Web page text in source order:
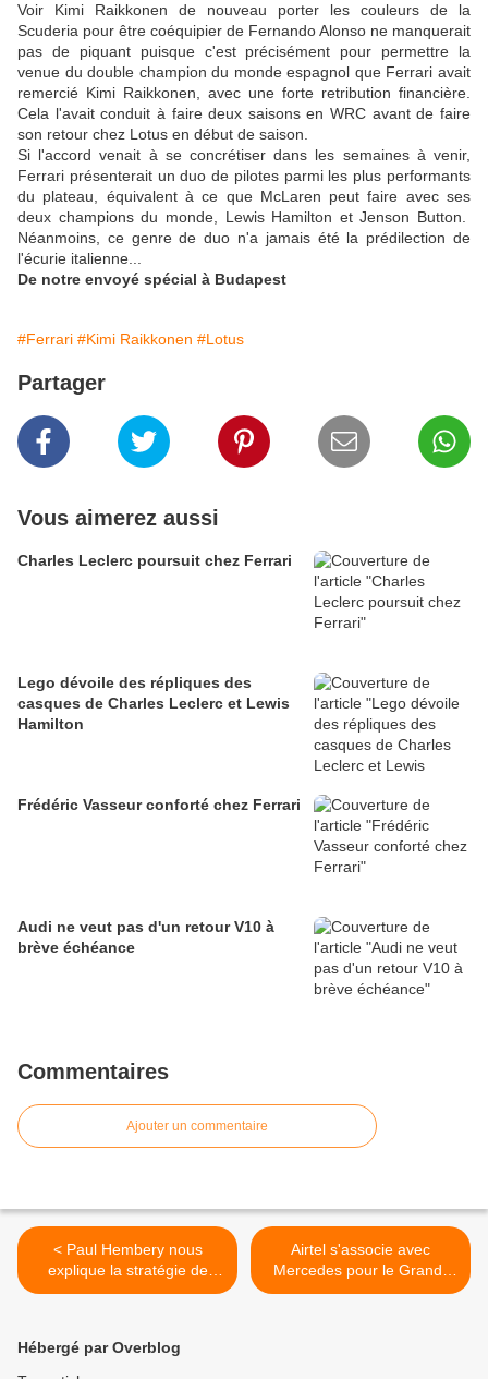
Voir Kimi Raikkonen de nouveau porter les couleurs de la
Scuderia pour être coéquipier de Fernando Alonso ne manquerait
pas de piquant puisque c'est précisément pour permettre la
venue du double champion du monde espagnol que Ferrari avait
remercié Kimi Raikkonen, avec une forte retribution financière.
Cela l'avait conduit à faire deux saisons en WRC avant de faire
son retour chez Lotus en début de saison.
Si l'accord venait à se concrétiser dans les semaines à venir,
Ferrari présenterait un duo de pilotes parmi les plus performants
du plateau, équivalent à ce que McLaren peut faire avec ses
deux champions du monde, Lewis Hamilton et Jenson Button.
Néanmoins, ce genre de duo n'a jamais été la prédilection de
l'écurie italienne...
De notre envoyé spécial à Budapest
#Ferrari #Kimi Raikkonen #Lotus
Partager
Vous aimerez aussi
Charles Leclerc poursuit chez Ferrari
Lego dévoile des répliques des
casques de Charles Leclerc et Lewis
Hamilton
Frédéric Vasseur conforté chez Ferrari
Audi ne veut pas d'un retour V10 à
brève échéance
Commentaires
Ajouter un commentaire
< Paul Hembery nous
explique la stratégie de
Pirelli
Airtel s'associe avec
Mercedes pour le Grand-
Prix d'Inde >
Hébergé par Overblog